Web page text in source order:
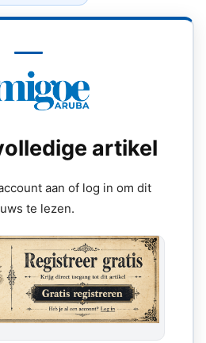
artikel
aan of log in om dit
te lezen.